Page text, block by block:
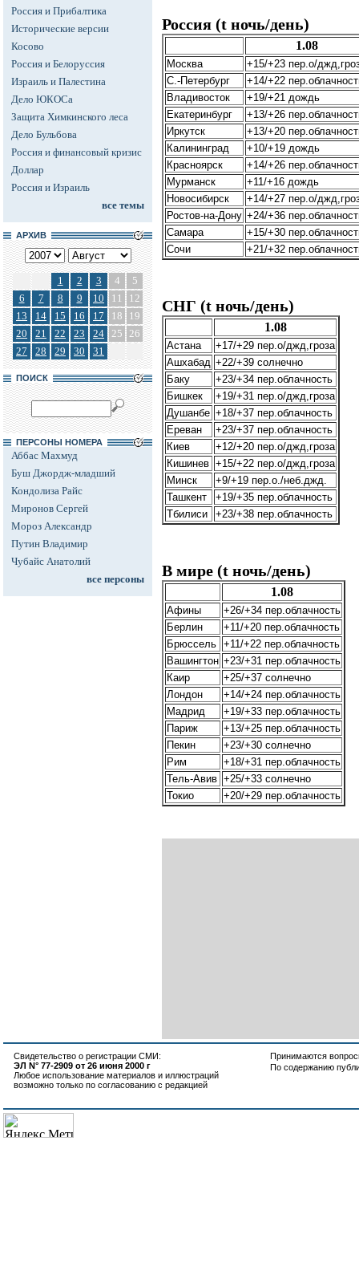
Россия и Прибалтика
Исторические версии
Косово
Россия и Белоруссия
Израиль и Палестина
Дело ЮКОСа
Защита Химкинского леса
Дело Бульбова
Россия и финансовый кризис
Доллар
Россия и Израиль
все темы
АРХИВ
1 2 3 4
5
6
7 8 9 10 11
12
13
14 15 16 17 18
19
20
21 22 23 24 25 26
27
28 29 30 31
ПОИСК
ПЕРСОНЫ НОМЕРА
Аббас Махмуд
Буш Джордж-младший
Кондолиза Райс
Миронов Сергей
Мороз Александр
Путин Владимир
Чубайс Анатолий
все персоны
Россия (t ночь/день)
1.08
Москва
+15/+23 пер.о/
С.-Петербург
+14/+22
Владивосток
+19/+21 дождь
Екатеринбург
+13/+26
Иркутск
+13/+20
Калининград
+10/+19 дождь
Красноярск
+14/+26
Мурманск
+11/+16 дождь
Новосибирск
+14/+27 пер.о/
Ростов-на-Дону +24/+36
Самара
+15/+30
Сочи
+21/+32
СНГ (t ночь/день)
1.08
Астана
+17/+29 пер.о/джд,гроза
Ашхабад +22/+39 солнечно
Баку
+23/+34 пер.облачность
Бишкек
+19/+31 пер.о/джд,гроза
Душанбе +18/+37 пер.облачность
Ереван
+23/+37 пер.облачность
Киев
+12/+20 пер.о/джд,гроза
Кишинев +15/+22 пер.о/джд,гроза
Минск
+9/+19 пер.о./неб.джд.
Ташкент
+19/+35 пер.облачность
Тбилиси
+23/+38 пер.облачность
В мире (t ночь/день)
1.08
Афины
+26/+34 пер.облачность
Берлин
+11/+20 пер.облачность
Брюссель +11/+22 пер.облачность
Вашингтон +23/+31 пер.облачность
Каир
+25/+37 солнечно
Лондон
+14/+24 пер.облачность
Мадрид
+19/+33 пер.облачность
Париж
+13/+25 пер.облачность
Пекин
+23/+30 солнечно
Рим
+18/+31 пер.облачность
Тель-Авив +25/+33 солнечно
Токио
+20/+29 пер.облачность
Свидетельство о регистрации СМИ:
ЭЛ N° 77-2909 от 26 июня 2000 г
Любое использование материалов и иллюстраций
возможно только по согласованию с редакцией
Принимаются
По содержанию